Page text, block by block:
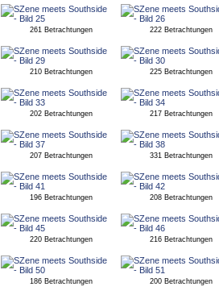
261 Betrachtungen 222 Betrachtungen
210 Betrachtungen 225 Betrachtungen
202 Betrachtungen 217 Betrachtungen
207 Betrachtungen 331 Betrachtungen
196 Betrachtungen 208 Betrachtungen
220 Betrachtungen 216 Betrachtungen
186 Betrachtungen 200 Betrachtungen